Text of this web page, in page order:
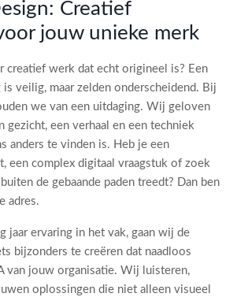
Creatief
jouw unieke merk
creatief werk dat echt origineel is? Een
is veilig, maar zelden onderscheidend. Bij
we van een uitdaging. Wij geloven
gezicht, een verhaal en een techniek
anders te vinden is. Heb je een
een complex digitaal vraagstuk of zoek
de gebaande paden treedt? Dan ben
adres.
jaar ervaring in het vak, gaan wij de
bijzonders te creëren dat naadloos
van jouw organisatie. Wij luisteren,
oplossingen die niet alleen visueel